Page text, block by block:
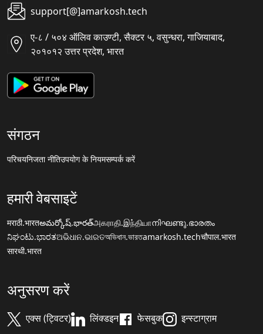
support[@]amarkosh.tech
ए-८ / ५०४ ऑलिव काउण्टी, सैक्टर ५, वसुन्धरा, गाजियाबाद,
२०१०१२ उत्तर प्रदेश, भारत
संगठन
परिचयनिजता नीतिउपयोग के नियमसम्पर्क करें
हमारी वेबसाइटें
मराठी.भारतఅమర్కోష్.భారత్அகராதி.இந்தியாനിഘണ്ടു.ഭാരതം
ನಿಘಂಟು.ಭಾರತଅଭିଧାନ.ଭାରତঅভিধান.ভারতamarkosh.techचौपाल.भारत
सारथी.भारत
अनुसरण करें
एक्स (ट्विटर) लिंक्डइन फेसबुक इन्स्टाग्राम